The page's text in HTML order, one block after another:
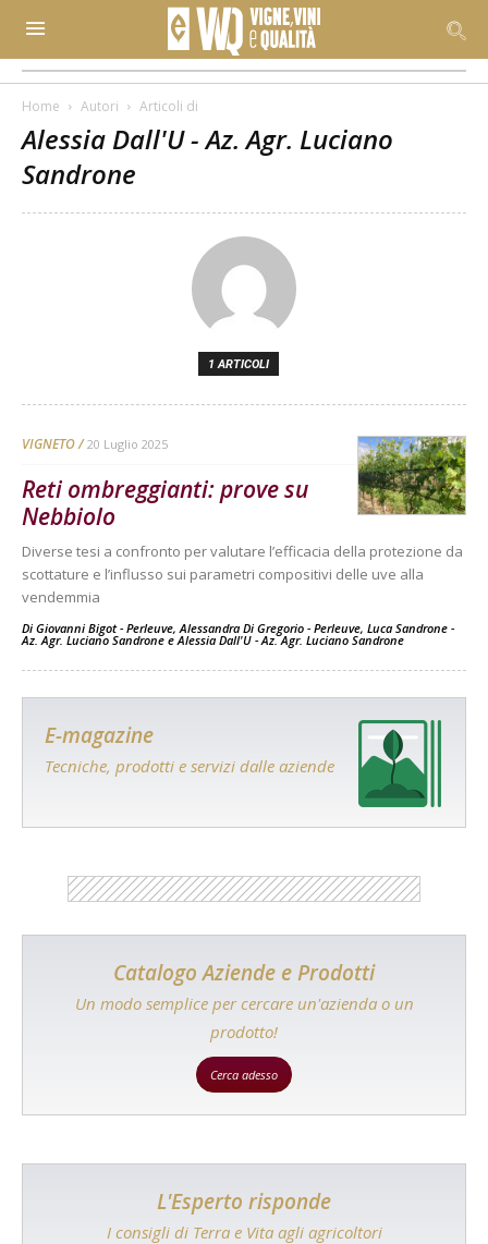
Home Autori Articoli di
Alessia Dall'U - Az. Agr. Luciano
Sandrone
1 ARTICOLI
VIGNETO 20 Luglio 2025
Reti ombreggianti: prove su
Nebbiolo
Diverse tesi a confronto per valutare l’efficacia della protezione da
scottature e l’influsso sui parametri compositivi delle uve alla
vendemmia
Di Giovanni Bigot - Perleuve,Alessandra Di Gregorio - Perleuve, Luca Sandrone -
Az. Agr. Luciano Sandrone eAlessia Dall'U - Az. Agr. Luciano Sandrone
E-magazine
Tecniche, prodotti e servizi dalle aziende
Catalogo Aziende e Prodotti
Un modo semplice per cercare un'azienda o un
prodotto!
Cerca adesso
L'Esperto risponde
I consigli di Terra e Vita agli agricoltori